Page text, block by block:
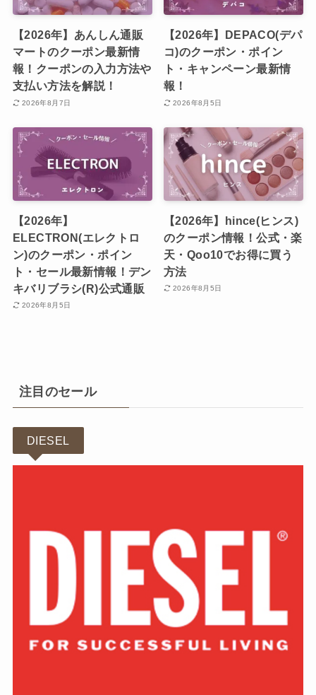
【2026年】あんしん通販
マートのクーポン最新情
報！クーポンの入力方法や
支払い方法を解説！
2026年8月7日
【2026年】DEPACO(デパ
コ)のクーポン・ポイン
ト・キャンペーン最新情
報！
2026年8月5日
【2026年】
ELECTRON(エレクトロ
ン)のクーポン・ポイン
ト・セール最新情報！デン
キバリブラシ(R)公式通販
2026年8月5日
【2026年】hince(ヒンス)
のクーポン情報！公式・楽
天・Qoo10でお得に買う
方法
2026年8月5日
注目のセール
DIESEL